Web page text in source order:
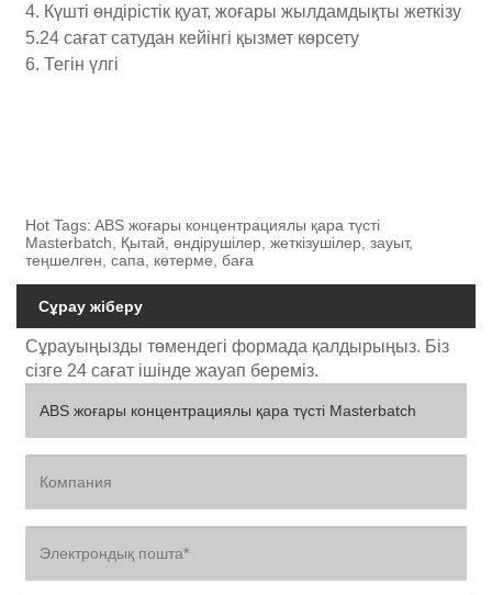
4. Күшті өндірістік қуат, жоғары жылдамдықты жеткізу
5.24 сағат сатудан кейінгі қызмет көрсету
6. Тегін үлгі
Hot Tags: ABS жоғары концентрациялы қара түсті
Masterbatch, Қытай, өндірушілер, жеткізушілер, зауыт,
теңшелген, сапа, көтерме, баға
Сұрау жіберу
Сұрауыңызды төмендегі формада қалдырыңыз. Біз
сізге 24 сағат ішінде жауап береміз.